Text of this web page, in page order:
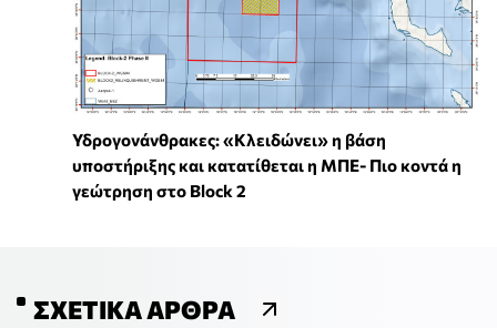
Υδρογονάνθρακες: «Κλειδώνει» η βάση
υποστήριξης και κατατίθεται η ΜΠΕ- Πιο κοντά η
γεώτρηση στο Block 2
ΣΧΕΤΙΚΆ ΆΡΘΡΑ